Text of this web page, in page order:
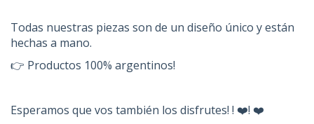
Todas nuestras piezas son de un diseño único y están
hechas a mano.
👉 Productos 100% argentinos!
Esperamos que vos también los disfrutes! ! ❤️! ❤️